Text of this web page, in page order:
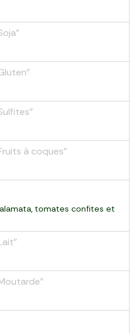
à coques"
tomates confites et